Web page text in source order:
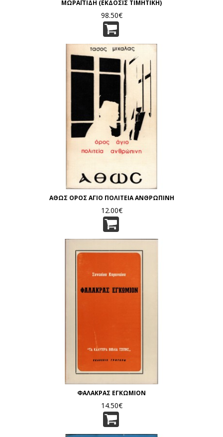
ΜΩΡΑΪΤΙΔΗ (ΕΚΔΟΣΙΣ ΤΙΜΗΤΙΚΗ)
98.50€
ΑΘΩΣ ΟΡΟΣ ΑΓΙΟ ΠΟΛΙΤΕΙΑ ΑΝΘΡΩΠΙΝΗ
12.00€
ΦΑΛΑΚΡΑΣ ΕΓΚΩΜΙΟΝ
14.50€